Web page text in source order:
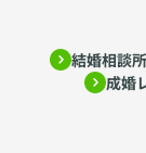
結婚相談
成婚